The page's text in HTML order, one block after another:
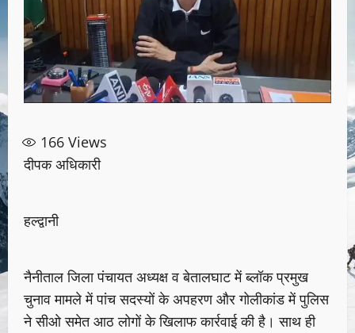
166 Views
दीपक अधिकारी
हल्द्वानी
नैनीताल जिला पंचायत अध्यक्ष व बेतालघाट में ब्लॉक प्रमुख
चुनाव मामले में पांच सदस्यों के अपहरण और गोलीकांड में पुलिस
ने सीओ समेत आठ लोगों के खिलाफ कार्रवाई की है। साथ ही